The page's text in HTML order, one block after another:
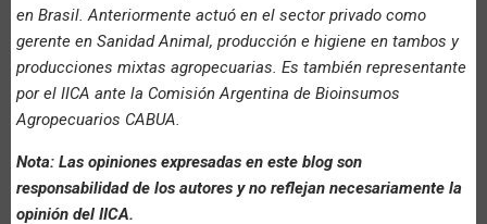
en Brasil. Anteriormente actuó en el sector privado como
gerente en Sanidad Animal, producción e higiene en tambos y
producciones mixtas agropecuarias. Es también representante
por el IICA ante la Comisión Argentina de Bioinsumos
Agropecuarios CABUA.
Nota: Las opiniones expresadas en este blog son
responsabilidad de los autores y no reflejan necesariamente la
opinión del IICA.